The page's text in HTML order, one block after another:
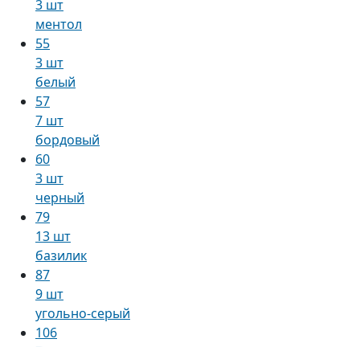
3 шт
ментол
55
3 шт
белый
57
7 шт
бордовый
60
3 шт
черный
79
13 шт
базилик
87
9 шт
угольно-серый
106